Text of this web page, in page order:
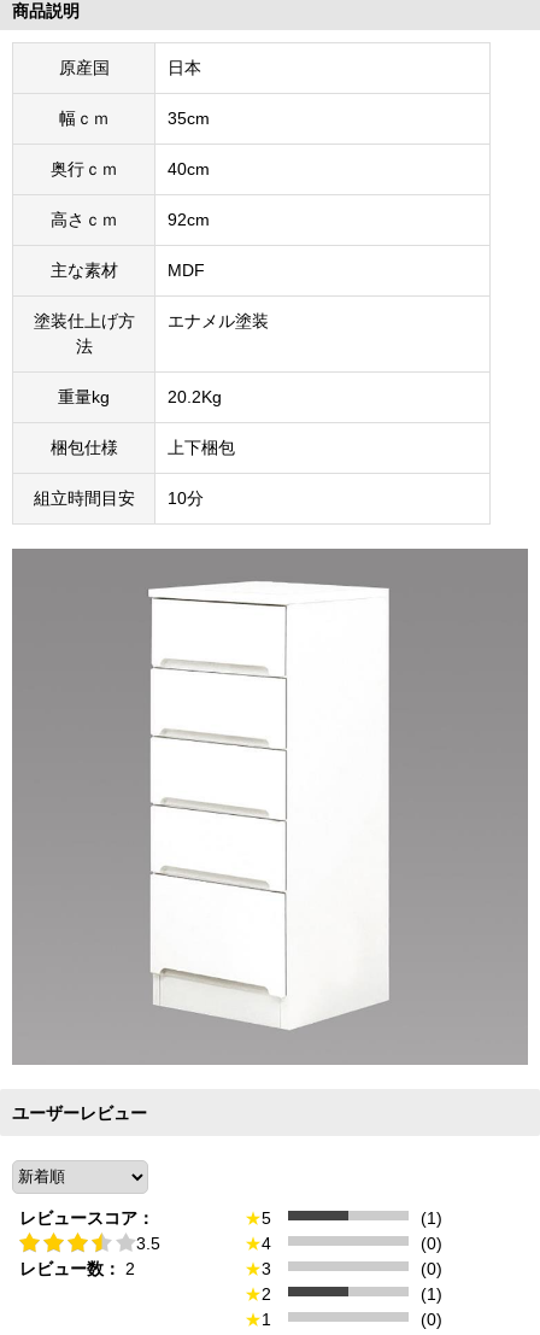
商品説明
原産国 日本
幅ｃｍ 35cm
奥行ｃｍ 40cm
高さｃｍ 92cm
主な素材 MDF
塗装仕上げ方
法
エナメル塗装
重量kg 20.2Kg
梱包仕様 上下梱包
組立時間目安 10分
ユーザーレビュー
レビュースコア：
3.5
レビュー数： 2
★5
(1)
★4
(0)
★3
(0)
★2
(1)
★1 (0)